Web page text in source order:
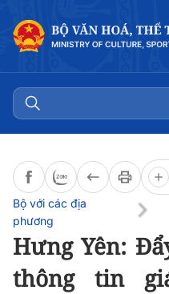
Bộ với các địa
phương
Hưng Yên:
thông tin
Đọc bài